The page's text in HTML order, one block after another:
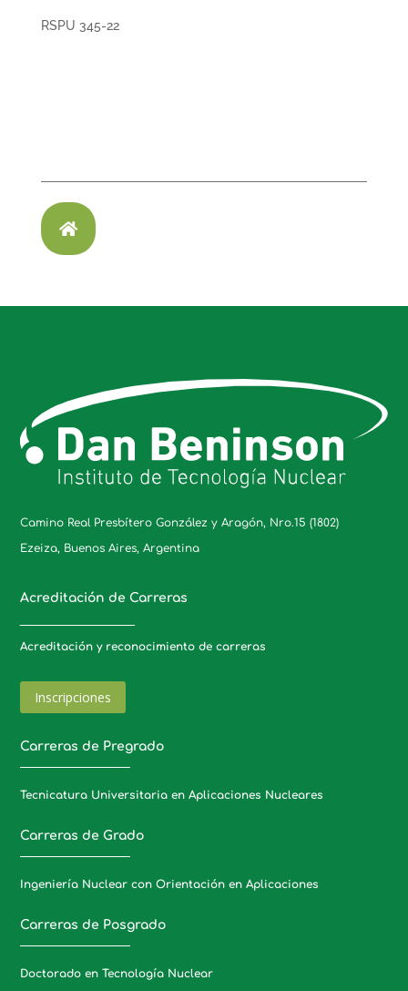
RSPU 345-22

Camino Real Presbítero González y Aragón, Nro.15 (1802)
Ezeiza, Buenos Aires, Argentina
Acreditación de Carreras
Acreditación y reconocimiento de carreras
Inscripciones
Carreras de Pregrado
Tecnicatura Universitaria en Aplicaciones Nucleares
Carreras de Grado
Ingeniería Nuclear con Orientación en Aplicaciones
Carreras de Posgrado
Doctorado en Tecnología Nuclear